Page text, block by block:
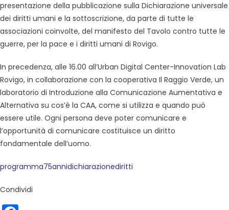
presentazione della pubblicazione sulla Dichiarazione universale
dei diritti umani e la sottoscrizione, da parte di tutte le
associazioni coinvolte, del manifesto del Tavolo contro tutte le
guerre, per la pace e i diritti umani di Rovigo.
In precedenza, alle 16.00 all’Urban Digital Center-Innovation Lab
Rovigo, in collaborazione con la cooperativa Il Raggio Verde, un
laboratorio di Introduzione alla Comunicazione Aumentativa e
Alternativa su cos’è la CAA, come si utilizza e quando può
essere utile. Ogni persona deve poter comunicare e
l’opportunità di comunicare costituisce un diritto
fondamentale dell’uomo.
programma75annidichiarazionediritti
Condividi